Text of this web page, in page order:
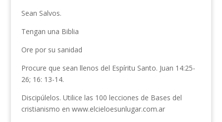
Sean Salvos.
Tengan una Biblia
Ore por su sanidad
Procure que sean llenos del Espíritu Santo. Juan 14:25-
26; 16: 13-14.
Discipúlelos. Utilice las 100 lecciones de Bases del
cristianismo en www.elcieloesunlugar.com.ar